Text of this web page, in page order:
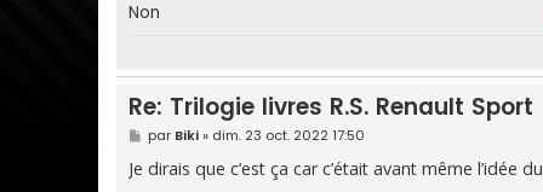
Non
Re: Trilogie livres R.S. Renault
M
e
s
s
par Biki» dim. 23 oct. 2022 17:50
Je dirais que c’est ça car c’était avant même l’idée